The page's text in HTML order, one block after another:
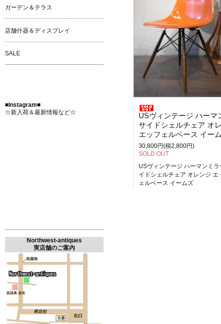
USヴィンテージ ハーマンミラ
サイドシェルチェア オレン
エッフェルベース イー
30,800円(税2,800円)
SOLD OUT
USヴィンテージ ハーマンミラ
イドシェルチェア オレンジ エ
ェルベース イームズ
ガーデン＆テラス
店舗什器＆ディスプレイ
SALE
■Instagram■
☆新入荷＆最新情報など☆
Northwest-antiques
実店舗のご案内